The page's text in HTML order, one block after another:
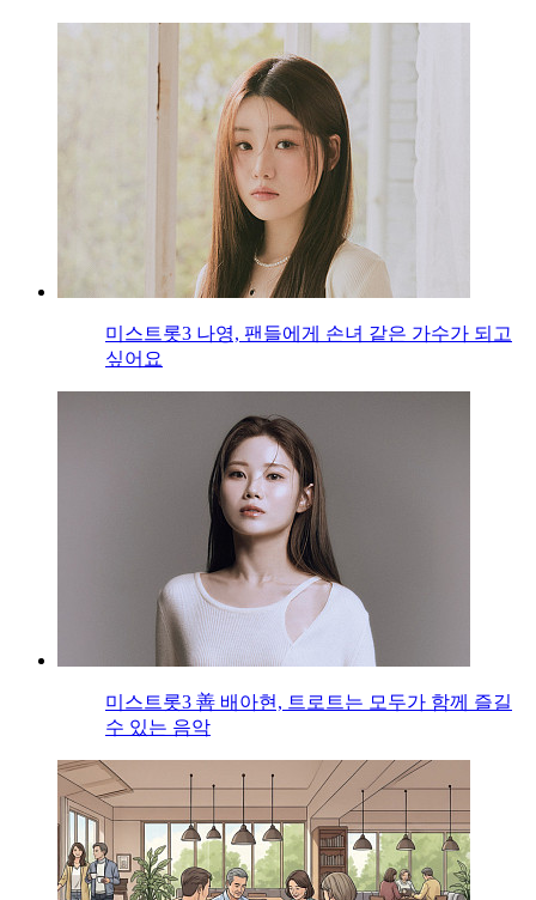
미스트롯3 나영, 팬들에게 손녀 같은 가수가 되고
싶어요
미스트롯3 善 배아현, 트로트는 모두가 함께 즐길
수 있는 음악